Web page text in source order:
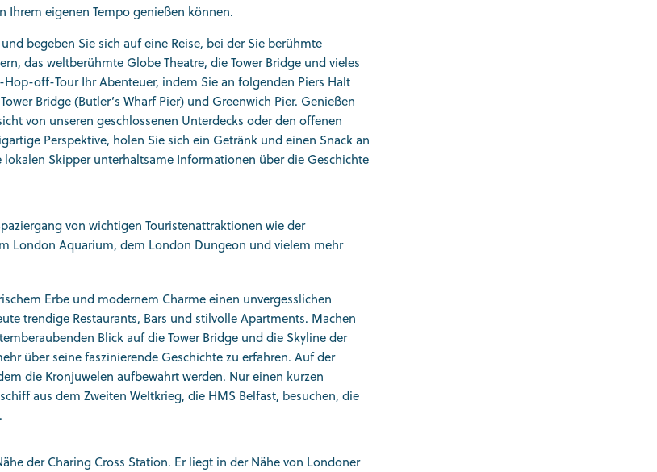
Ihrem eigenen Tempo genießen können.
begeben Sie sich auf eine Reise, bei der Sie berühmte
das weltberühmte Globe Theatre, die Tower Bridge und vieles
off-Tour Ihr Abenteuer, indem Sie an folgenden Piers Halt
Bridge (Butler’s Wharf Pier) und Greenwich Pier. Genießen
von unseren geschlossenen Unterdecks oder den offenen
Perspektive, holen Sie sich ein Getränk und einen Snack an
Skipper unterhaltsame Informationen über die Geschichte
von wichtigen Touristenattraktionen wie der
London Aquarium, dem London Dungeon und vielem mehr
Erbe und modernem Charme einen unvergesslichen
trendige Restaurants, Bars und stilvolle Apartments. Machen
Blick auf die Tower Bridge und die Skyline der
über seine faszinierende Geschichte zu erfahren. Auf der
die Kronjuwelen aufbewahrt werden. Nur einen kurzen
aus dem Zweiten Weltkrieg, die HMS Belfast, besuchen, die
der Charing Cross Station. Er liegt in der Nähe von Londoner